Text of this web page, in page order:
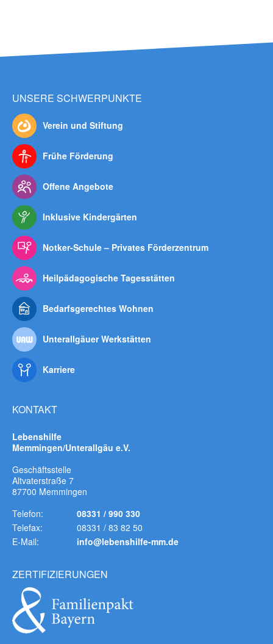
UNSERE SCHWERPUNKTE
Verein und Stiftung
Frühe Förderung
Offene Angebote
Inklusive Kindergärten
Notker-Schule – Privates Förderzentrum
Heilpädagogische Tagesstätten
Bedarfsgerechtes Wohnen
Unterallgäuer Werkstätten
Karriere
KONTAKT
Lebenshilfe
Memmingen/Unterallgäu e.V.
Geschäftsstelle
Altvaterstraße 7
87700 Memmingen
Telefon:
08331 / 990 330
Telefax:
08331 / 83 82 50
E-Mail:
info@lebenshilfe-mm.de
ZERTIFIZIERUNGEN